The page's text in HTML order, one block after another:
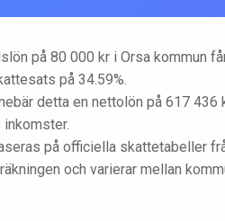
på 80 000 kr i Orsa kommun
på 34.59%.
detta en nettolön på 617 436
på officiella skattetabeller
och varierar mellan